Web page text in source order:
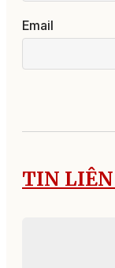
Email
TIN LIÊN